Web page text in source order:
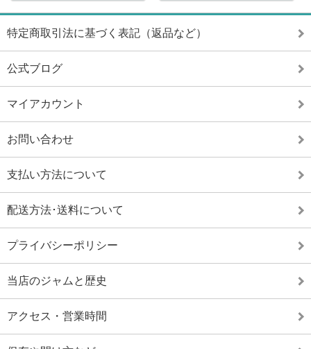
特定商取引法に基づく表記（返品など）
公式ブログ
マイアカウント
お問い合わせ
支払い方法について
配送方法･送料について
プライバシーポリシー
当店のジャムと歴史
アクセス・営業時間